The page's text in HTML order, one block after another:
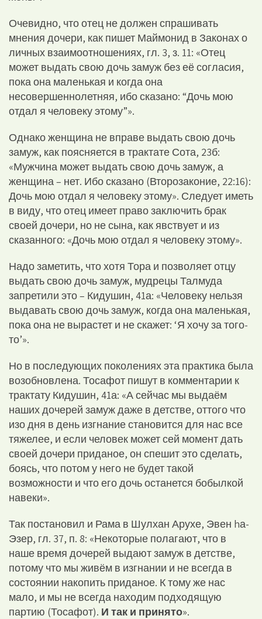
Очевидно, что отец не должен спрашивать
мнения дочери, как пишет Маймонид в Законах о
личных взаимоотношениях, гл. 3, з. 11: «Отец
может выдать свою дочь замуж без её согласия,
пока она маленькая и когда она
несовершеннолетняя, ибо сказано: “Дочь мою
отдал я человеку этому”».
Однако женщина не вправе выдать свою дочь
замуж, как поясняется в трактате Сота, 23б:
«Мужчина может выдать свою дочь замуж, а
женщина – нет. Ибо сказано (Второзаконие, 22:16):
Дочь мою отдал я человеку этому». Следует иметь
в виду, что отец имеет право заключить брак
своей дочери, но не сына, как явствует и из
сказанного: «Дочь мою отдал я человеку этому».
Надо заметить, что хотя Тора и позволяет отцу
выдать свою дочь замуж, мудрецы Талмуда
запретили это – Кидушин, 41а: «Человеку нельзя
выдавать свою дочь замуж, когда она маленькая,
пока она не вырастет и не скажет: ‘Я хочу за того-
то’».
Но в последующих поколениях эта практика была
возобновлена. Тосафот пишут в комментарии к
трактату Кидушин, 41а: «А сейчас мы выдаём
наших дочерей замуж даже в детстве, оттого что
изо дня в день изгнание становится для нас все
тяжелее, и если человек может сей момент дать
своей дочери приданое, он спешит это сделать,
боясь, что потом у него не будет такой
возможности и что его дочь останется бобылкой
навеки».
Так постановил и Рама в Шулхан Арухе, Эвен hа-
Эзер, гл. 37, п. 8: «Некоторые полагают, что в
наше время дочерей выдают замуж в детстве,
потому что мы живём в изгнании и не всегда в
состоянии накопить приданое. К тому же нас
мало, и мы не всегда находим подходящую
партию (Тосафот). И так и принято».